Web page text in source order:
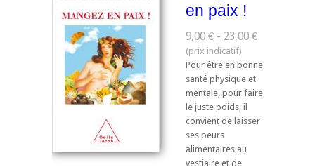
en paix !
9,00 € - 23,00 €
Pour être en bonne
santé physique et
mentale, pour faire
le juste poids, il
convient de laisser
ses peurs
alimentaires au
vestiaire et de